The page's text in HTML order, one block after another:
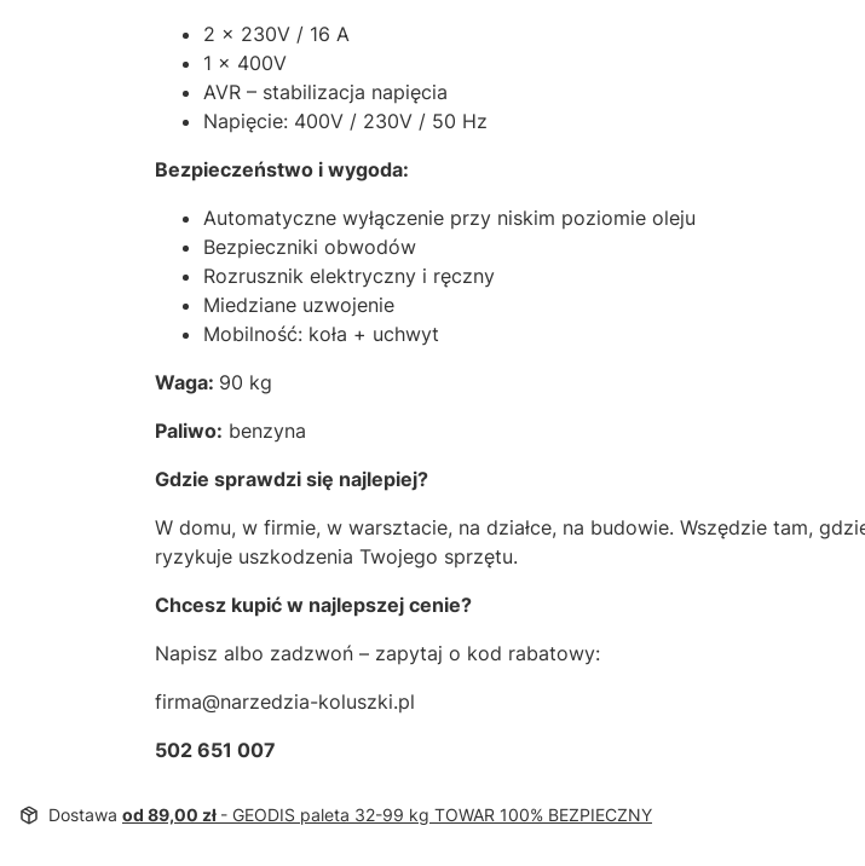
2 × 230V / 16 A
1 × 400V
AVR – stabilizacja napięcia
Napięcie: 400V / 230V / 50 Hz
Bezpieczeństwo i wygoda:
Automatyczne wyłączenie przy niskim poziomie oleju
Bezpieczniki obwodów
Rozrusznik elektryczny i ręczny
Miedziane uzwojenie
Mobilność: koła + uchwyt
Waga: 90 kg
Paliwo: benzyna
Gdzie sprawdzi się najlepiej?
W domu, w firmie, w warsztacie, na działce, na budowie. Wszędzie tam,
ryzykuje uszkodzenia Twojego sprzętu.
Chcesz kupić w najlepszej cenie?
Napisz albo zadzwoń – zapytaj o kod rabatowy:
firma@narzedzia-koluszki.pl
502 651 007
Dostawa od 89,00 zł - GEODIS paleta 32-99 kg TOWAR 100% BEZPIECZNY